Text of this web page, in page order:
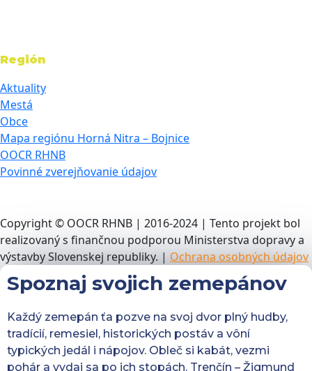
Región
Aktuality
Mestá
Obce
Mapa regiónu Horná Nitra – Bojnice
OOCR RHNB
Povinné zverejňovanie údajov
Copyright © OOCR RHNB | 2016-2024 | Tento projekt bol
realizovaný s finančnou podporou Ministerstva dopravy a
výstavby Slovenskej republiky. | Ochrana osobných údajov
Spoznaj svojich zemepánov
Každý zemepán ťa pozve na svoj dvor plný hudby,
tradícií, remesiel, historických postáv a vôní
typických jedál i nápojov. Obleč si kabát, vezmi
pohár a vydaj sa po ich stopách. Trenčín – Žigmund